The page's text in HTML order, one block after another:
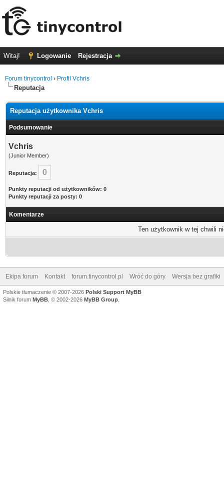
Witaj! Logowanie Rejestracja
Forum tinycontrol › Profil Vchris
Reputacja
Reputacja użytkownika Vchris
Podsumowanie
Vchris
(Junior Member)
Reputacja: 0
Punkty reputacji od użytkowników: 0
Punkty reputacji za posty: 0
Komentarze
Ten użytkownik w tej chwili
Ekipa forum Kontakt forum.tinycontrol.pl Wróć do góry Wersja bez grafiki
Polskie tłumaczenie © 2007-2026 Polski Support MyBB
Silnik forum MyBB , © 2002-2026 MyBB Group